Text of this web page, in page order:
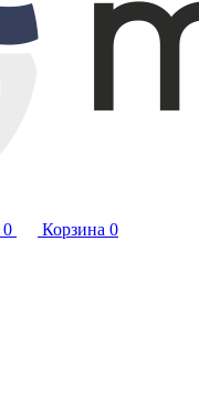
0 Корзина 0